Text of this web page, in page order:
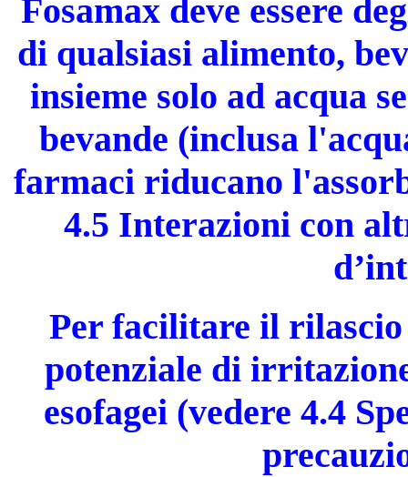
Fosamax deve essere
di qualsiasi alimento,
insieme solo ad acqua
bevande (inclusa
farmaci riducano
4.5 Interazioni con
Per facilitare il
potenziale di
esofagei (vedere 4.4